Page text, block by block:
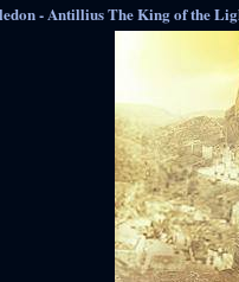
- Antillius The King of the